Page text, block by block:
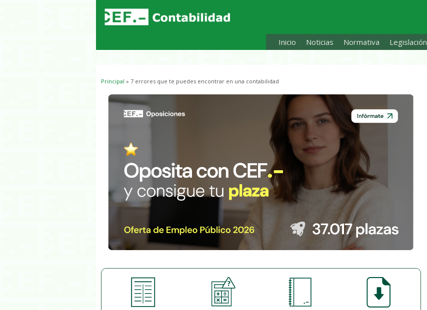
Inicio Noticias Normativa Legislación
Usted está aquí
Principal » 7 errores que te puedes encontrar en una contabilidad